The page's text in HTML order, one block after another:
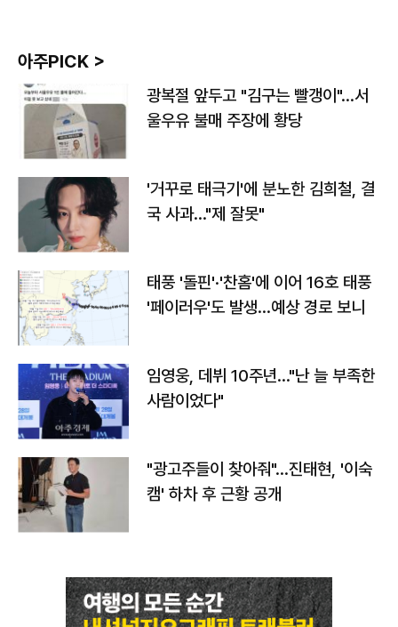
아주PICK >
광복절 앞두고 "김구는 빨갱이"…서
울우유 불매 주장에 황당
'거꾸로 태극기'에 분노한 김희철, 결
국 사과…"제 잘못"
태풍 '돌핀'·'찬홈'에 이어 16호 태풍
'페이러우'도 발생…예상 경로 보니
임영웅, 데뷔 10주년…"난 늘 부족한
사람이었다"
"광고주들이 찾아줘"…진태현, '이숙
캠' 하차 후 근황 공개